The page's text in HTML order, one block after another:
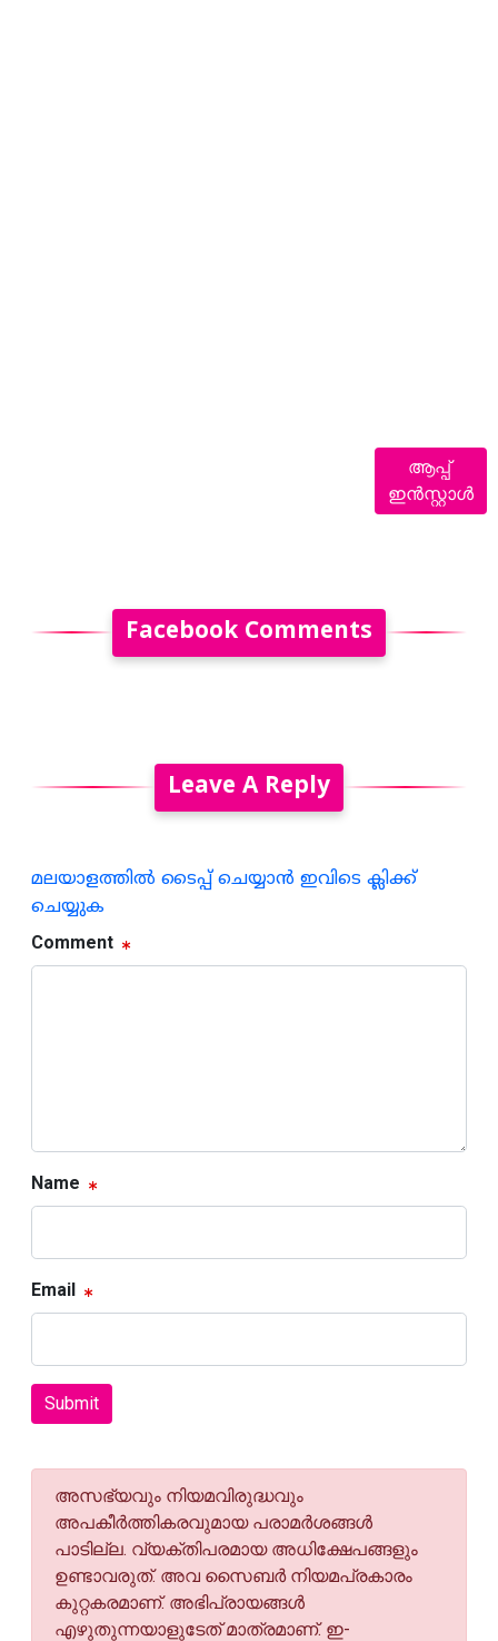
Facebook Comments
Leave A Reply
മലയാളത്തില്‍ ടൈപ്പ് ചെയ്യാന്‍ ഇവിടെ ക്ലിക്ക്
ചെയ്യുക
Comment
Name
Email
Submit
അസഭ്യവും നിയമവിരുദ്ധവും
അപകീര്‍ത്തികരവുമായ പരാമര്‍ശങ്ങള്‍
പാടില്ല. വ്യക്തിപരമായ അധിക്ഷേപങ്ങളും
ഉണ്ടാവരുത്. അവ സൈബര്‍ നിയമപ്രകാരം
കുറ്റകരമാണ്. അഭിപ്രായങ്ങള്‍
എഴുതുന്നയാളുടേത് മാത്രമാണ്. ഇ-
ആപ്പ്
ഇൻസ്റ്റാൾ